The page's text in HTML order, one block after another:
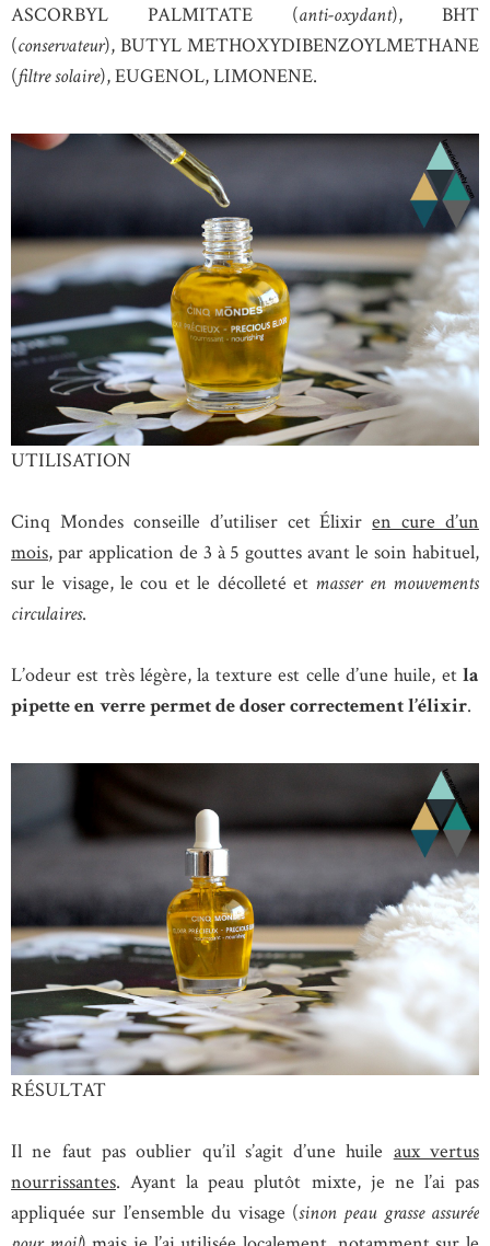
ASCORBYL PALMITATE (anti-oxydant), BHT
(conservateur), BUTYL METHOXYDIBENZOYLMETHANE
(filtre solaire), EUGENOL, LIMONENE.
UTILISATION
Cinq Mondes conseille d’utiliser cet Élixiren cure d’un
mois, par application de 3 à 5 gouttes avant le soin habituel,
sur le visage, le cou et le décolleté et masser en mouvements
circulaires.
L’odeur est très légère, la texture est celle d’une huile, et la
pipette en verre permet de doser correctement l’élixir.
RÉSULTAT
Il ne faut pas oublier qu’il s’agit d’une huile aux vertus
nourrissantes. Ayant la peau plutôt mixte, je ne l’ai pas
appliquée sur l’ensemble du visage (sinon peau grasse assurée